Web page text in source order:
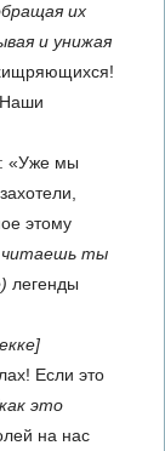
их
и унижая
Наши
«Уже мы
этому
ты
легенды
Если это
это
на нас